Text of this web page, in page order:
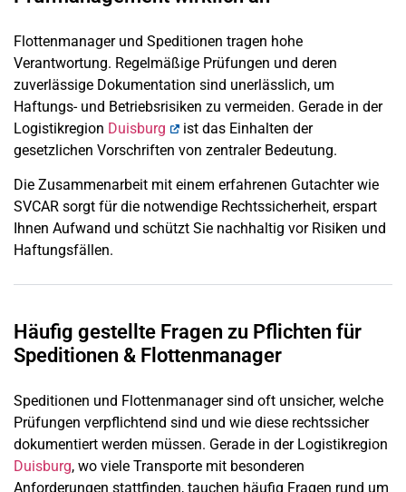
Flottenmanager und Speditionen tragen hohe
Verantwortung. Regelmäßige Prüfungen und deren
zuverlässige Dokumentation sind unerlässlich, um
Haftungs- und Betriebsrisiken zu vermeiden. Gerade in der
Logistikregion Duisburg
ist das Einhalten der
gesetzlichen Vorschriften von zentraler Bedeutung.
Die Zusammenarbeit mit einem erfahrenen Gutachter wie
SVCAR sorgt für die notwendige Rechtssicherheit, erspart
Ihnen Aufwand und schützt Sie nachhaltig vor Risiken und
Haftungsfällen.
Häufig gestellte Fragen zu Pflichten für
Speditionen & Flottenmanager
Speditionen und Flottenmanager sind oft unsicher, welche
Prüfungen verpflichtend sind und wie diese rechtssicher
dokumentiert werden müssen. Gerade in der Logistikregion
Duisburg, wo viele Transporte mit besonderen
Anforderungen stattfinden, tauchen häufig Fragen rund um